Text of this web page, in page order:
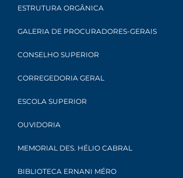
ESTRUTURA ORGÂNICA
GALERIA DE PROCURADORES-GERAIS
CONSELHO SUPERIOR
CORREGEDORIA GERAL
ESCOLA SUPERIOR
OUVIDORIA
MEMORIAL DES. HÉLIO CABRAL
BIBLIOTECA ERNANI MÉRO